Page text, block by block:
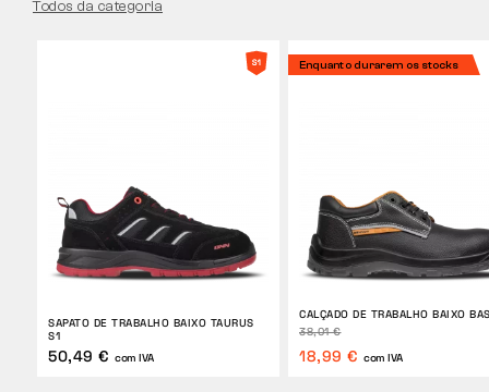
Todos da categoria
SAPATO DE TRABALHO BAIXO TAURUS
S1
50,49 € com IVA
Enquanto durarem os stocks
CALÇADO DE TRABALHO BAIXO
38,01 €
18,99 € com IVA